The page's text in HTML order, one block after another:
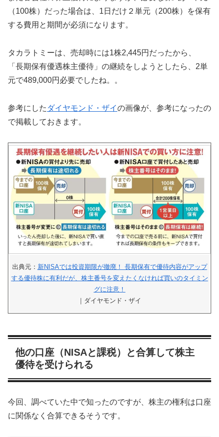
（100株）だった場合は、1日だけ２単元（200株）を保有
する費用と期間が必須になります。
タカラトミーは、売却時には1株2,445円だったから、
「長期保有優遇株主優待」の継続をしようとしたら、2単
元で489,000円必要でしたね。。
参考にした ダイヤモンド・ザイの画像が、参考になったの
で掲載しておきます。
出典元： 新NISAでは投資期限が撤廃！ 長期保有で優待内容がアップ
する優待株に有利だが、株主番号を変えたくなければ買いのタイミン
グに注意！
｜ダイヤモンド・ザイ
他の口座（NISAと課税）と合算して株主
優待を受けられる
今回、調べていた中で知ったのですが、株主の権利は口座
に関係なく合算できるそうです。